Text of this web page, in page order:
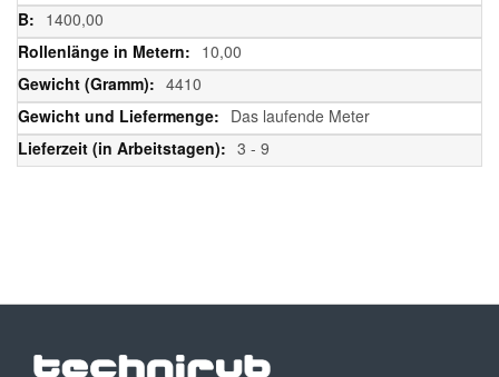
1400,00
10,00
4410
Das laufende Meter
3 - 9